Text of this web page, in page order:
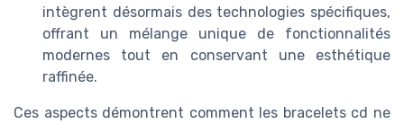
intègrent désormais des technologies spécifiques,
offrant un mélange unique de fonctionnalités
modernes tout en conservant une esthétique
raffinée.
Ces aspects démontrent comment les bracelets cd ne